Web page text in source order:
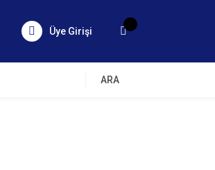
Üye Girişi
ARA